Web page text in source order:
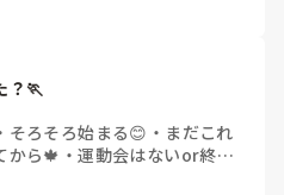
？🏃
そろそろ始まる😊 ・ まだこれ
から🍁 ・運動会はないor終わ